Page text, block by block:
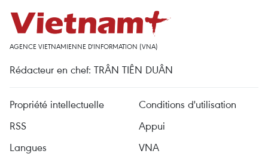
AGENCE VIETNAMIENNE D'INFORMATION (VNA)
Rédacteur en chef: TRÂN TIÊN DUÂN
Propriété intellectuelle
Conditions d'utilisation
RSS
Appui
Langues
VNA